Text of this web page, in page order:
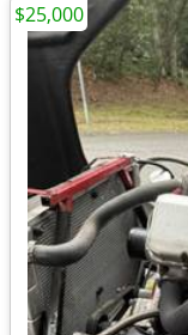
$25,000